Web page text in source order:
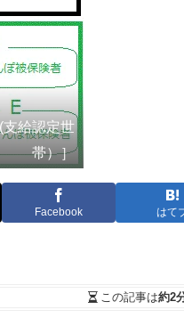
支給認定世
帯）］
Facebook はて
この記事は約2